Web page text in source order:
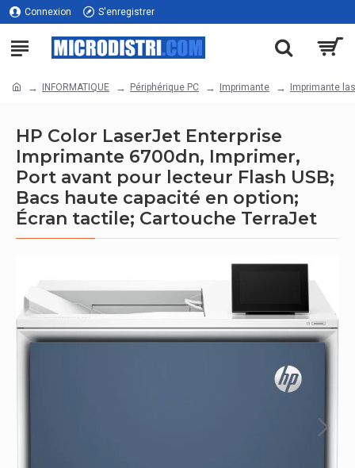
Connexion S'enregistrer
INFORMATIQUE Périphérique PC Imprimante Imprimante
HP Color LaserJet Enterprise
Imprimante 6700dn, Imprimer,
Port avant pour lecteur Flash USB;
Bacs haute capacité en option;
Écran tactile; Cartouche TerraJet